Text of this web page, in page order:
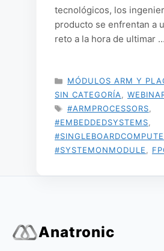
tecnológicos, los
producto se enfrentan a
reto a la hora de ultimar …
CATEGORÍAS
MÓDULOS ARM Y
SIN CATEGORÍA
ETIQUETAS
#ARMPROCESSORS
#EMBEDDEDSYSTEMS
#SYSTEMONMODULE
Anatronic